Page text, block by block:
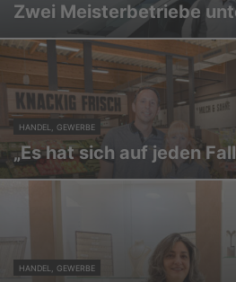
Zwei Meisterbetriebe
HANDEL, GEWERBE
„Es hat sich auf jeden
HANDEL, GEWERBE